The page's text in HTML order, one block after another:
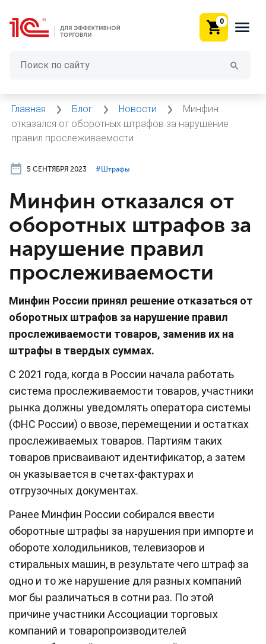
0
Главная Блог Новости
Минфин
отказался от оборотных штрафов за нарушение
правил прослеживаемости
5 СЕНТЯБРЯ 2023 #⁣Штрафы
Минфин отказался от
оборотных штрафов за
нарушение правил
прослеживаемости
Минфин России принял решение отказаться от
оборотных штрафов за нарушение правил
прослеживаемости товаров, заменив их на
штрафы в твердых суммах.
С 2021 года, когда в России начала работать
система прослеживаемости товаров, участники
рынка должны уведомлять оператора системы
(ФНС России) о ввозе, перемещении и остатках
прослеживаемых товаров. Партиям таких
товаров присваивают идентификатор, а затем
он указывается в счетах-фактурах и
отгрузочных документах.
Ранее Минфин России собирался ввести
оборотные штрафы за нарушения при импорте и
обороте холодильников, телевизоров и
стиральных машин, в результате чего штраф за
одно и то же нарушение для разных компаний
мог бы различаться в сотни раз. По этой
причине участники Ассоциации торговых
компаний и товаропроизводителей